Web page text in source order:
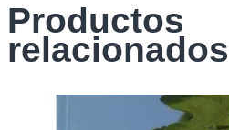
Productos
relacionados